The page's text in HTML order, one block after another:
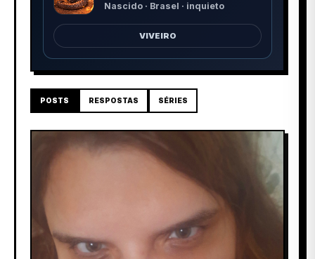
Nascido · Brasel · inquieto
VIVEIRO
POSTS RESPOSTAS SÉRIES